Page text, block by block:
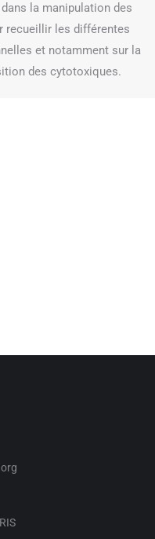
la manipulation des
recueillir les différentes
et notamment sur la
des cytotoxiques.